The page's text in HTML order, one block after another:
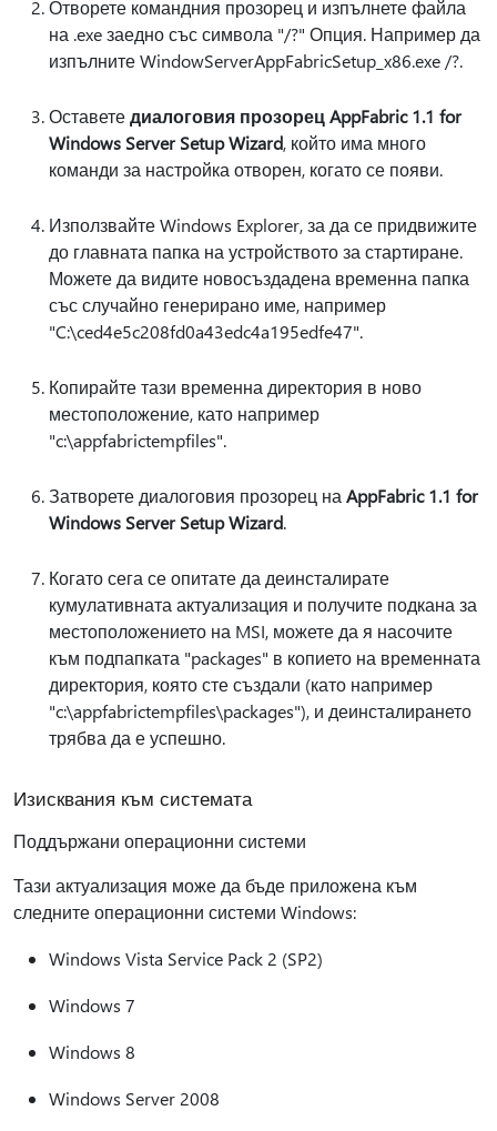
Отворете командния прозорец и изпълнете файла
на .exe заедно със символа "/?" Опция. Например да
изпълните WindowServerAppFabricSetup_x86.exe /?.
Оставетедиалоговия прозорец AppFabric 1.1 for
Windows Server Setup Wizard, който има много
команди за настройка отворен, когато се появи.
Използвайте Windows Explorer, за да се придвижите
до главната папка на устройството за стартиране.
Можете да видите новосъздадена временна папка
със случайно генерирано име, например
"C:\ced4e5c208fd0a43edc4a195edfe47".
Копирайте тази временна директория в ново
местоположение, като например
"c:\appfabrictempfiles".
Затворете диалоговия прозорец на AppFabric 1.1 for
Windows Server Setup Wizard.
Когато сега се опитате да деинсталирате
кумулативната актуализация и получите подкана за
местоположението на MSI, можете да я насочите
към подпапката "packages" в копието на временната
директория, която сте създали (като например
"c:\appfabrictempfiles\packages"), и деинсталирането
трябва да е успешно.
Изисквания към системата
Поддържани операционни системи
Тази актуализация може да бъде приложена към
следните операционни системи Windows:
Windows Vista Service Pack 2 (SP2)
Windows 7
Windows 8
Windows Server 2008